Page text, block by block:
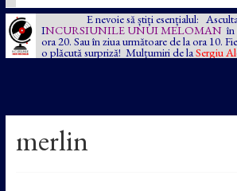
E nevoie să știți esențialul:
INCURSIUNILE UNUI MELOMAN în
ora 20. Sau în ziua următoare de la ora 10.
o plăcută surpriză! Mulțumiri de la Sergiu
merlin